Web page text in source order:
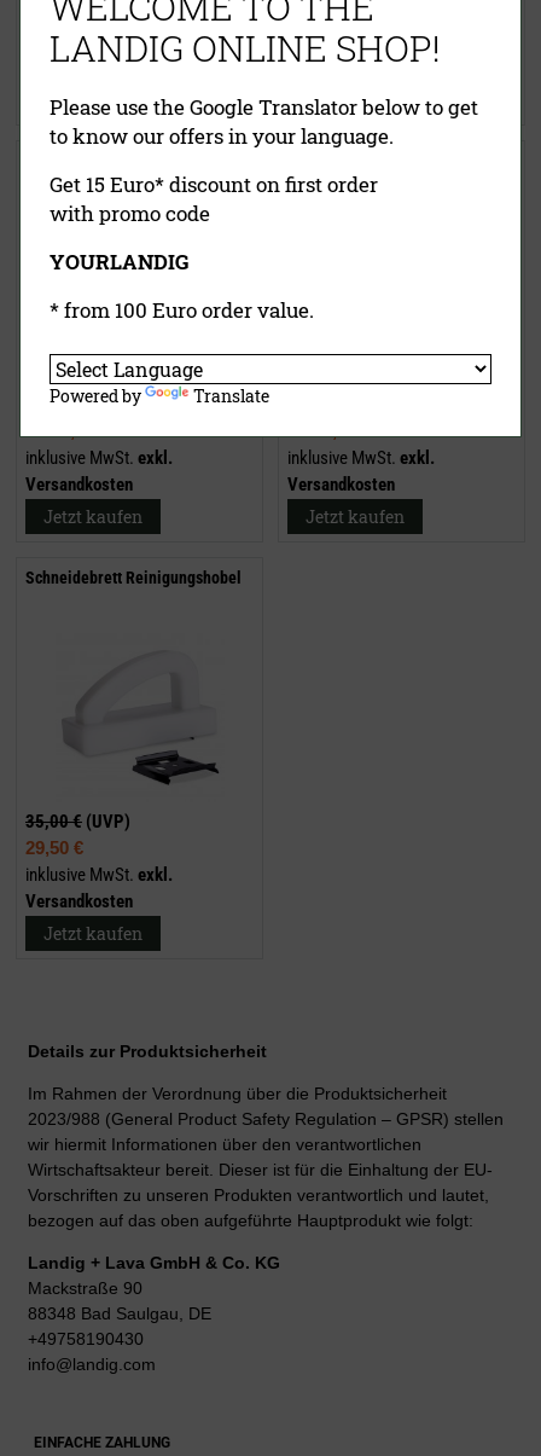
27,50 €
inklusive MwSt.exkl.
Versandkosten
Jetzt kaufen
55,00 €
inklusive MwSt.exkl.
Versandkosten
Jetzt kaufen
15,50 €(UVP)
inklusive MwSt. exkl.
Versandkosten
Jetzt kaufen
inklusive MwSt. exkl.
Versandkosten
Jetzt kaufen
Schneidebrett Reinigungshobel
35,00 € (UVP)
29,50 €
inklusive MwSt. exkl.
Versandkosten
Jetzt kaufen
Details zur Produktsicherheit
Im Rahmen der Verordnung über die Produktsicherheit
2023/988 (General Product Safety Regulation – GPSR) stellen
wir hiermit Informationen über den verantwortlichen
Wirtschaftsakteur bereit. Dieser ist für die Einhaltung der EU-
Vorschriften zu unseren Produkten verantwortlich und lautet,
bezogen auf das oben aufgeführte Hauptprodukt wie folgt:
Landig + Lava GmbH & Co. KG
Mackstraße 90
88348 Bad Saulgau, DE
+49758190430
info@landig.com
EINFACHE ZAHLUNG
LANDIG ONLINE SHOP!
Please use the Google Translator below to get
to know our offers in your language.
Get 15 Euro* discount on first order
with promo code
YOURLANDIG
* from 100 Euro order value.
Powered by Translate